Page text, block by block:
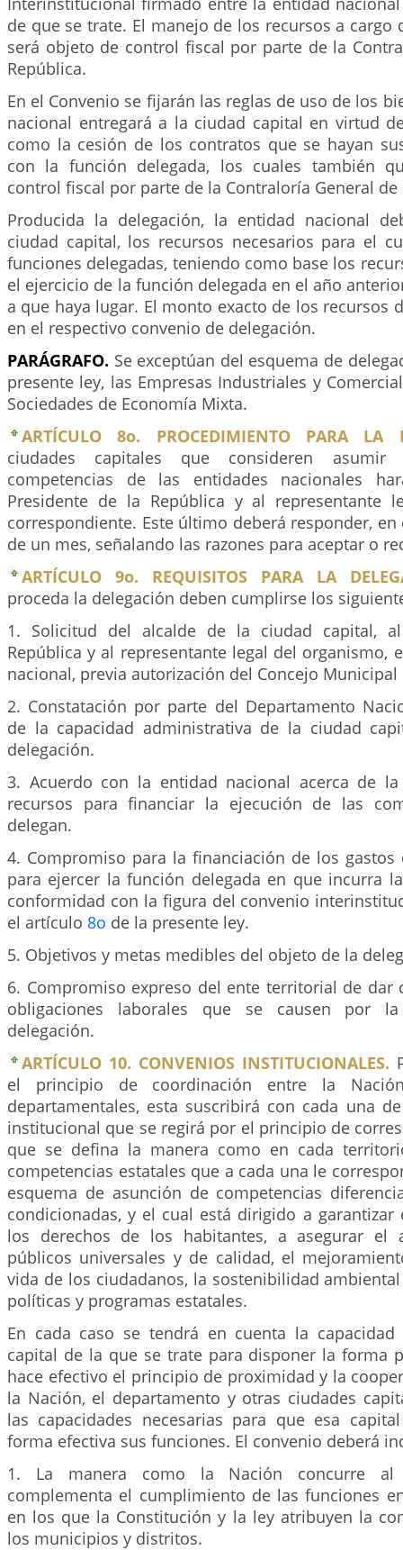
de que se trate. El manejo de los recursos a cargo
será objeto de control fiscal por parte de la
República.
En el Convenio se fijarán las reglas de uso de los
nacional entregará a la ciudad capital en virtud
como la cesión de los contratos que se hayan
con la función delegada, los cuales también
control fiscal por parte de la Contraloría General de
Producida la delegación, la entidad nacional
ciudad capital, los recursos necesarios para el
funciones delegadas, teniendo como base los
el ejercicio de la función delegada en el año
a que haya lugar. El monto exacto de los recursos
en el respectivo convenio de delegación.
PARÁGRAFO. Se exceptúan del esquema de
presente ley, las Empresas Industriales y
Sociedades de Economía Mixta.
ARTÍCULO 8o. PROCEDIMIENTO PARA LA
ciudades capitales que consideren
competencias de las entidades nacionales
Presidente de la República y al representante
correspondiente. Este último deberá responder,
de un mes, señalando las razones para aceptar o
ARTÍCULO 9o. REQUISITOS PARA LA
proceda la delegación deben cumplirse los
1. Solicitud del alcalde de la ciudad capital,
República y al representante legal del organismo,
nacional, previa autorización del Concejo
2. Constatación por parte del Departamento
de la capacidad administrativa de la ciudad
delegación.
3. Acuerdo con la entidad nacional acerca de
recursos para financiar la ejecución de las
delegan.
4. Compromiso para la financiación de los
para ejercer la función delegada en que incurra
conformidad con la figura del convenio
el artículo 8o de la presente ley.
5. Objetivos y metas medibles del objeto de la
6. Compromiso expreso del ente territorial de dar
obligaciones laborales que se causen por
delegación.
ARTÍCULO 10. CONVENIOS INSTITUCIONALES.
el principio de coordinación entre la
departamentales, esta suscribirá con cada una
institucional que se regirá por el principio de
que se defina la manera como en cada
competencias estatales que a cada una le
esquema de asunción de competencias
condicionadas, y el cual está dirigido a garantizar
los derechos de los habitantes, a asegurar el
públicos universales y de calidad, el
vida de los ciudadanos, la sostenibilidad
políticas y programas estatales.
En cada caso se tendrá en cuenta la
capital de la que se trate para disponer la forma
hace efectivo el principio de proximidad y la
la Nación, el departamento y otras ciudades
las capacidades necesarias para que esa
forma efectiva sus funciones. El convenio deberá
1. La manera como la Nación concurre al
complementa el cumplimiento de las funciones
en los que la Constitución y la ley atribuyen la
los municipios y distritos.